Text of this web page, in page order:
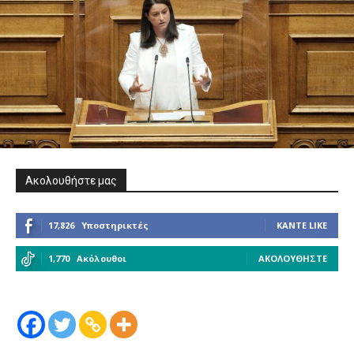
Ακολουθήστε μας
17,826 Υποστηρικτές ΚΆΝΤΕ LIKE
1,770 Ακόλουθοι ΑΚΟΛΟΥΘΉΣΤΕ